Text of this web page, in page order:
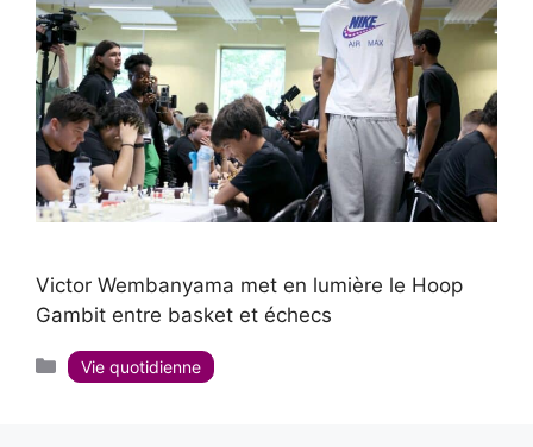
Victor Wembanyama met en lumière le Hoop
Gambit entre basket et échecs
Catégories
Vie quotidienne